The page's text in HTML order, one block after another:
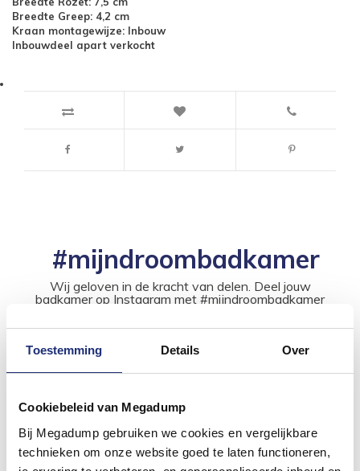
Toestemming Details Over
Cookiebeleid van Megadump
Bij Megadump gebruiken we cookies en vergelijkbare
technieken om onze website goed te laten functioneren,
Breedte Greep: 4,2 cm
Kraan montagewijze: Inbouw
Inbouwdeel apart verkocht
#mijndroombadkamer
Wij geloven in de kracht van delen. Deel jouw
badkamer op Instagram met #mijndroombadkamer
inspirerende omgeving vol met unieke